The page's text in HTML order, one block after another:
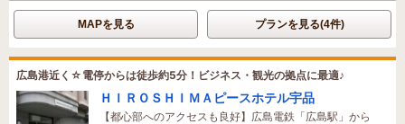
MAPを見る プランを見る(4件)
広島港近く☆電停からは徒歩約5分！ビジネス・観光の拠点に最適♪
ＨＩＲＯＳＨＩＭＡピースホテル宇品
【都心部へのアクセスも良好】広島電鉄「広島駅」から